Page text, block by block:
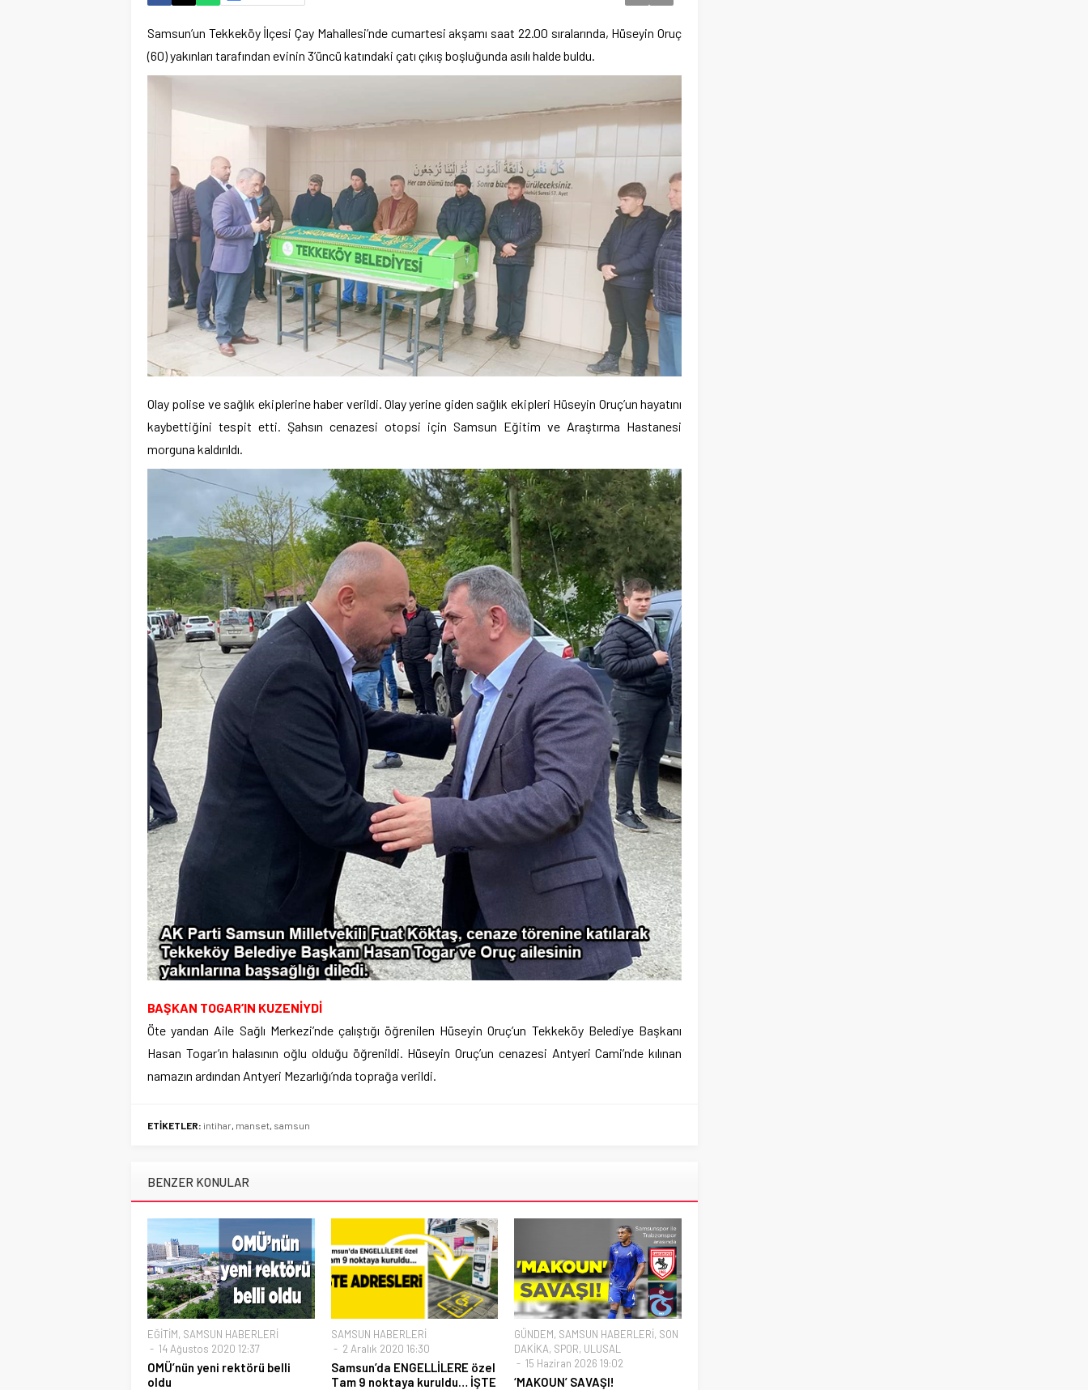
Samsun’un Tekkeköy İlçesi Çay Mahallesi’nde cumartesi akşamı saat 22.00 sıralarında, Hüseyin Oruç
(60) yakınları tarafından evinin 3’üncü katındaki çatı çıkış boşluğunda asılı halde buldu.
Olay polise ve sağlık ekiplerine haber verildi. Olay yerine giden sağlık ekipleri Hüseyin Oruç’un hayatını
kaybettiğini tespit etti. Şahsın cenazesi otopsi için Samsun Eğitim ve Araştırma Hastanesi
morguna kaldırıldı.
BAŞKAN TOGAR’IN KUZENİYDİ
Öte yandan Aile Sağlı Merkezi’nde çalıştığı öğrenilen Hüseyin Oruç’un Tekkeköy Belediye Başkanı
Hasan Togar’ın halasının oğlu olduğu öğrenildi. Hüseyin Oruç’un cenazesi Antyeri Cami’nde kılınan
namazın ardından Antyeri Mezarlığı’nda toprağa verildi.
ETİKETLER: intihar, manset, samsun
BENZER KONULAR
EĞİTİM, SAMSUN HABERLERİ
14 Ağustos 2020 12:37
OMÜ’nün yeni rektörü belli
oldu
SAMSUN HABERLERİ
2 Aralık 2020 16:30
Samsun’da ENGELLİLERE özel
Tam 9 noktaya kuruldu… İŞTE
GÜNDEM, SAMSUN HABERLERİ, SON
DAKİKA, SPOR, ULUSAL
15 Haziran 2026 19:02
‘MAKOUN’ SAVAŞI!